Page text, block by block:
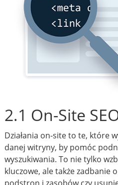
2.1 On-Site
Działania on-site to te, które
danej witryny, by pomóc
wyszukiwania. To nie tylko
kluczowe, ale także zadbanie
podstron i zasobów czy